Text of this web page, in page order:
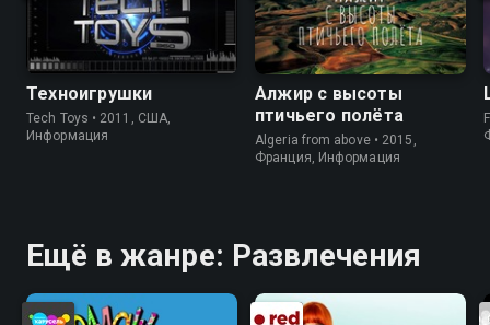
Техноигрушки
Tech Toys • 2011, США,
Информация
Алжир с высоты
птичьего полёта
Algeria from above • 2015,
Франция, Информация
Ещё в жанре: Развлечения